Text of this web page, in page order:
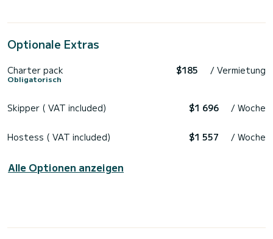
Optionale Extras
Charter pack
Obligatorisch
$185 / Vermietung
Skipper ( VAT included) $1 696 / Woche
Hostess ( VAT included) $1 557 / Woche
Alle Optionen anzeigen